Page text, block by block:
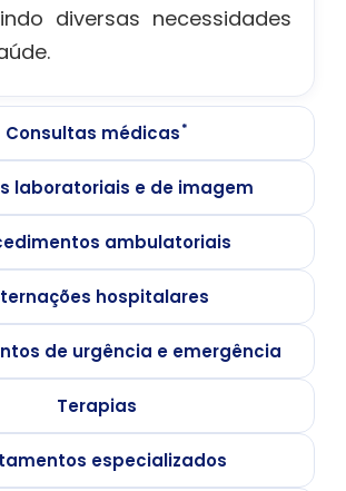
diversas necessidades
Consultas médicas *
laboratoriais e de imagem
ambulatoriais
hospitalares
de urgência e emergência
Terapias
especializados